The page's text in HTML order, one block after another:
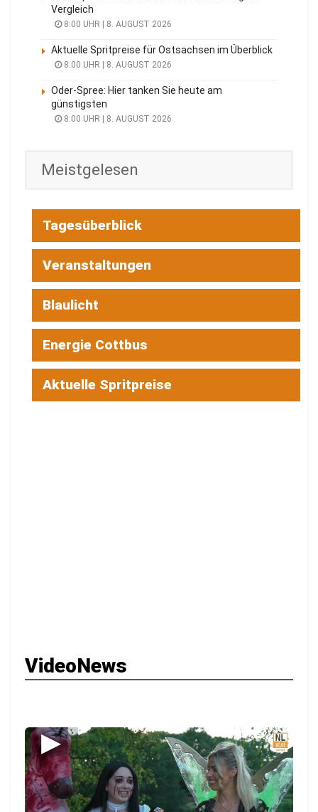
Vergleich
8:00 UHR | 8. AUGUST 2026
Aktuelle Spritpreise für Ostsachsen im Überblick
8:00 UHR | 8. AUGUST 2026
Oder-Spree: Hier tanken Sie heute am
günstigsten
8:00 UHR | 8. AUGUST 2026
Meistgelesen
Tagesüberblick
Veranstaltungen
Blaulicht
Energie Cottbus
Aktuelle Spritpreise
VideoNews
▶